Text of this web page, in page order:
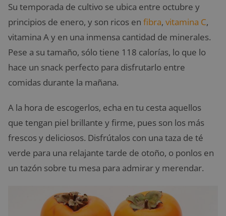
Su temporada de cultivo se ubica entre octubre y
principios de enero, y son ricos en fibra, vitamina C,
vitamina A y en una inmensa cantidad de minerales.
Pese a su tamaño, sólo tiene 118 calorías, lo que lo
hace un snack perfecto para disfrutarlo entre
comidas durante la mañana.
A la hora de escogerlos, echa en tu cesta aquellos
que tengan piel brillante y firme, pues son los más
frescos y deliciosos. Disfrútalos con una taza de té
verde para una relajante tarde de otoño, o ponlos en
un tazón sobre tu mesa para admirar y merendar.